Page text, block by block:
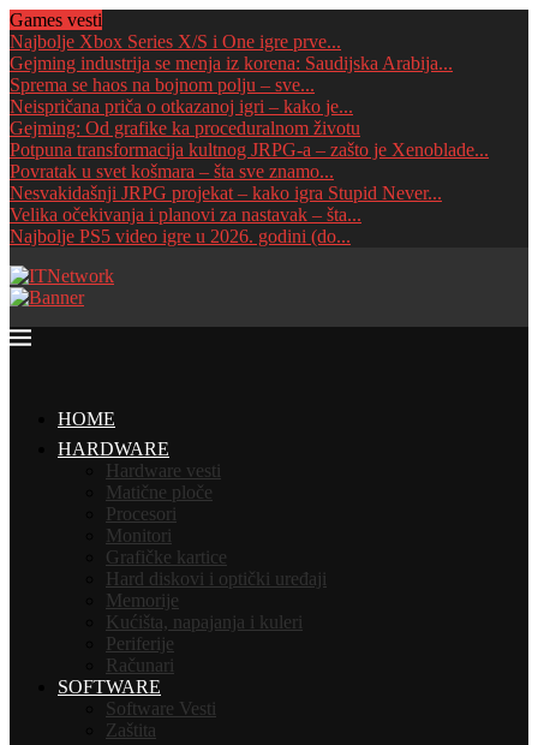
Games vesti
Najbolje Xbox Series X/S i One igre prve...
Gejming industrija se menja iz korena: Saudijska Arabija...
Sprema se haos na bojnom polju – sve...
Neispričana priča o otkazanoj igri – kako je...
Gejming: Od grafike ka proceduralnom životu
Potpuna transformacija kultnog JRPG-a – zašto je Xenoblade...
Povratak u svet košmara – šta sve znamo...
Nesvakidašnji JRPG projekat – kako igra Stupid Never...
Velika očekivanja i planovi za nastavak – šta...
Najbolje PS5 video igre u 2026. godini (do...
HOME
HARDWARE
Hardware vesti
Matične ploče
Procesori
Monitori
Grafičke kartice
Hard diskovi i optički uređaji
Memorije
Kućišta, napajanja i kuleri
Periferije
Računari
SOFTWARE
Software Vesti
Zaštita